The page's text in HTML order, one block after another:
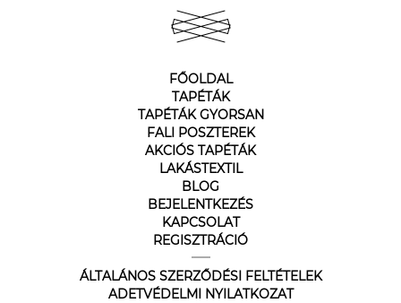
FŐOLDAL
TAPÉTÁK
TAPÉTÁK GYORSAN
FALI POSZTEREK
AKCIÓS TAPÉTÁK
LAKÁSTEXTIL
BLOG
BEJELENTKEZÉS
KAPCSOLAT
REGISZTRÁCIÓ
ÁLTALÁNOS SZERZŐDÉSI FELTÉTELEK
ADETVÉDELMI NYILATKOZAT